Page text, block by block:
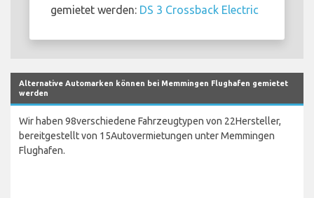
gemietet werden: DS 3 Crossback Electric
Alternative Automarken können bei Memmingen Flughafen gemietet
werden
Wir haben 98verschiedene Fahrzeugtypen von 22Hersteller,
bereitgestellt von 15Autovermietungen unter Memmingen
Flughafen.